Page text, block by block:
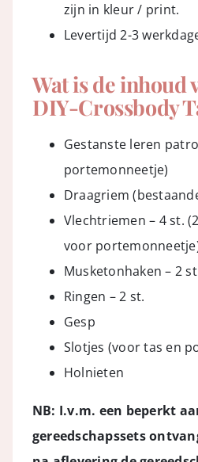
zijn in kleur / print.
Levertijd 2-3
Wat is de inhoud
DIY-Crossbody
Gestanste leren
portemonneetje)
Draagriem
Vlechtriemen – 4 st.
voor
Musketonhaken – 2
Ringen – 2 st.
Gesp
Slotjes (voor tas en
Holnieten
NB: I.v.m. een beperkt
gereedschapssets